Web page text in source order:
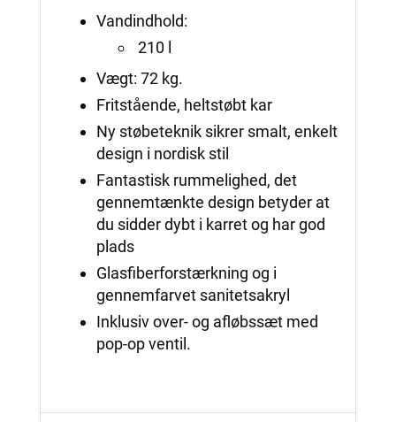
Vandindhold:
210 l
Vægt: 72 kg.
Fritstående, heltstøbt kar
Ny støbeteknik sikrer smalt, enkelt
design i nordisk stil
Fantastisk rummelighed, det
gennemtænkte design betyder at
du sidder dybt i karret og har god
plads
Glasfiberforstærkning og i
gennemfarvet sanitetsakryl
Inklusiv over- og afløbssæt med
pop-op ventil.